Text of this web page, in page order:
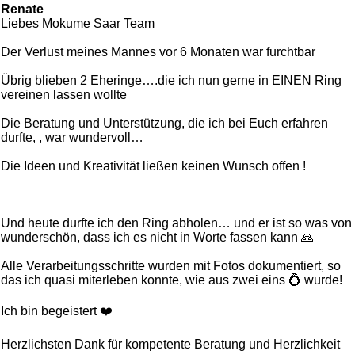
Renate
Liebes Mokume Saar Team
Der Verlust meines Mannes vor 6 Monaten war furchtbar
Übrig blieben 2 Eheringe….die ich nun gerne in EINEN Ring
vereinen lassen wollte
Die Beratung und Unterstützung, die ich bei Euch erfahren
durfte, , war wundervoll…
Die Ideen und Kreativität ließen keinen Wunsch offen !
Und heute durfte ich den Ring abholen… und er ist so was von
wunderschön, dass ich es nicht in Worte fassen kann 🙏
Alle Verarbeitungsschritte wurden mit Fotos dokumentiert, so
das ich quasi miterleben konnte, wie aus zwei eins 💍 wurde!
Ich bin begeistert ❤️
Herzlichsten Dank für kompetente Beratung und Herzlichkeit